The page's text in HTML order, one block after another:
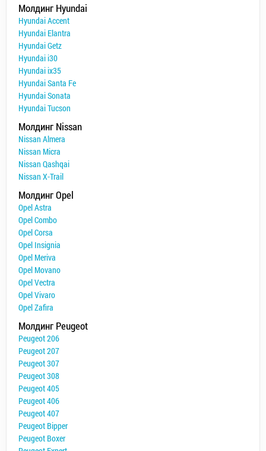
Молдинг Hyundai
Hyundai Accent
Hyundai Elantra
Hyundai Getz
Hyundai i30
Hyundai ix35
Hyundai Santa Fe
Hyundai Sonata
Hyundai Tucson
Молдинг Nissan
Nissan Almera
Nissan Micra
Nissan Qashqai
Nissan X-Trail
Молдинг Opel
Opel Astra
Opel Combo
Opel Corsa
Opel Insignia
Opel Meriva
Opel Movano
Opel Vectra
Opel Vivaro
Opel Zafira
Молдинг Peugeot
Peugeot 206
Peugeot 207
Peugeot 307
Peugeot 308
Peugeot 405
Peugeot 406
Peugeot 407
Peugeot Bipper
Peugeot Boxer